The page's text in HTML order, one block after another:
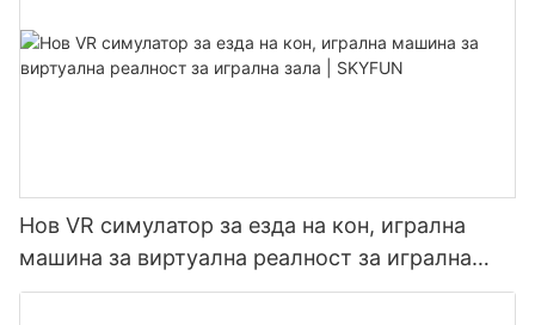
Нов VR симулатор за езда на кон, игрална
машина за виртуална реалност за игрална
зала | SKYFUN